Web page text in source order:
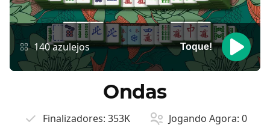
140 azulejos Toque!
Ondas
Finalizadores: 353K Jogando Agora: 0